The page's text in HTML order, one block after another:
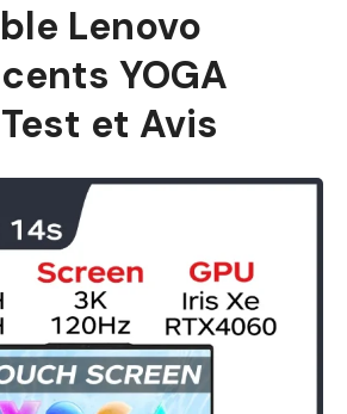
Lenovo
YOGA
et Avis